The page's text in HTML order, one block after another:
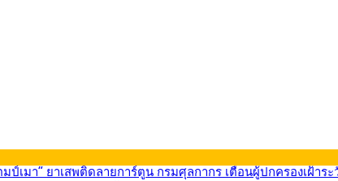
ก.ค. 2569) ซื้อขายในกรอบ 33.40-34.00 มองเฟดคง